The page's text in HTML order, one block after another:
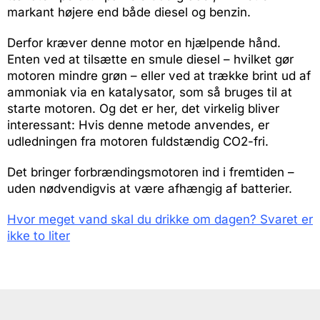
markant højere end både diesel og benzin.
Derfor kræver denne motor en hjælpende hånd.
Enten ved at tilsætte en smule diesel – hvilket gør
motoren mindre grøn – eller ved at trække brint ud af
ammoniak via en katalysator, som så bruges til at
starte motoren. Og det er her, det virkelig bliver
interessant: Hvis denne metode anvendes, er
udledningen fra motoren fuldstændig CO2-fri.
Det bringer forbrændingsmotoren ind i fremtiden –
uden nødvendigvis at være afhængig af batterier.
Hvor meget vand skal du drikke om dagen? Svaret er
ikke to liter